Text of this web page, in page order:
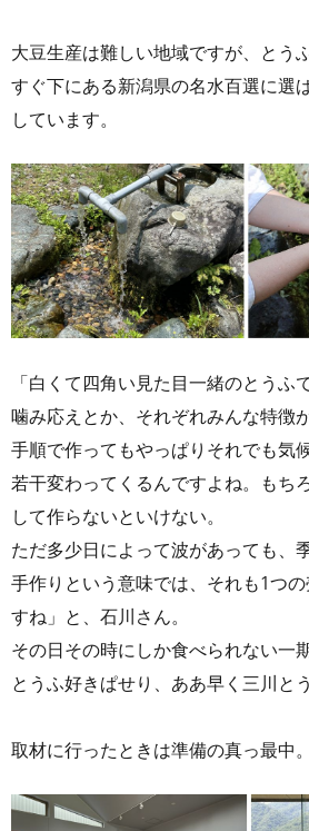
大豆生産は難しい地域ですが、とう
すぐ下にある新潟県の名水百選に選
しています。
「白くて四角い見た目一緒のとうふ
噛み応えとか、それぞれみんな特徴
手順で作ってもやっぱりそれでも気
若干変わってくるんですよね。もち
して作らないといけない。
ただ多少日によって波があっても、
手作りという意味では、それも1つ
すね」と、石川さん。
その日その時にしか食べられない一
とうふ好きぱせり、ああ早く三川と
取材に行ったときは準備の真っ最中。